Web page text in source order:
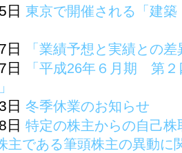
日 東京で開催される「建
日
「業績予想と実績との
日 「平成26年６月期 第
日 冬季休業のお知らせ
日 特定の株主からの自己
主である筆頭株主の異動に